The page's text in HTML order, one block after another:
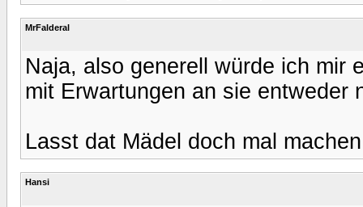
MrFalderal
Naja, also generell würde ich mir
mit Erwartungen an sie entweder
Lasst dat Mädel doch mal
Hansi